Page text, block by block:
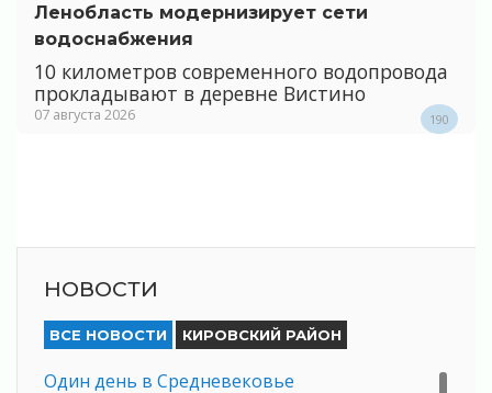
Ленобласть модернизирует сети
водоснабжения
10 километров современного водопровода
прокладывают в деревне Вистино
07 августа 2026 190
НОВОСТИ
ВСЕ НОВОСТИ КИРОВСКИЙ РАЙОН
Один день в Средневековье